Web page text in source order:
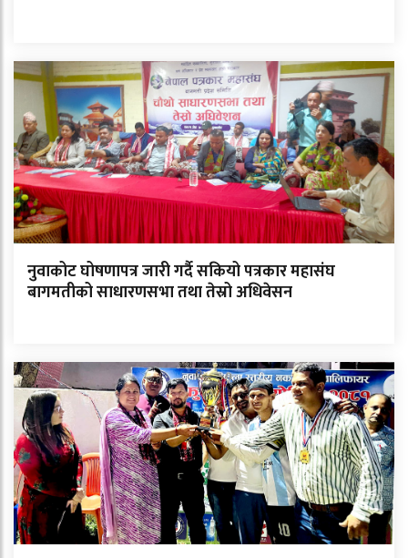
नुवाकोट घोषणापत्र जारी गर्दै सकियो पत्रकार महासंघ
बागमतीको साधारणसभा तथा तेस्रो अधिवेसन